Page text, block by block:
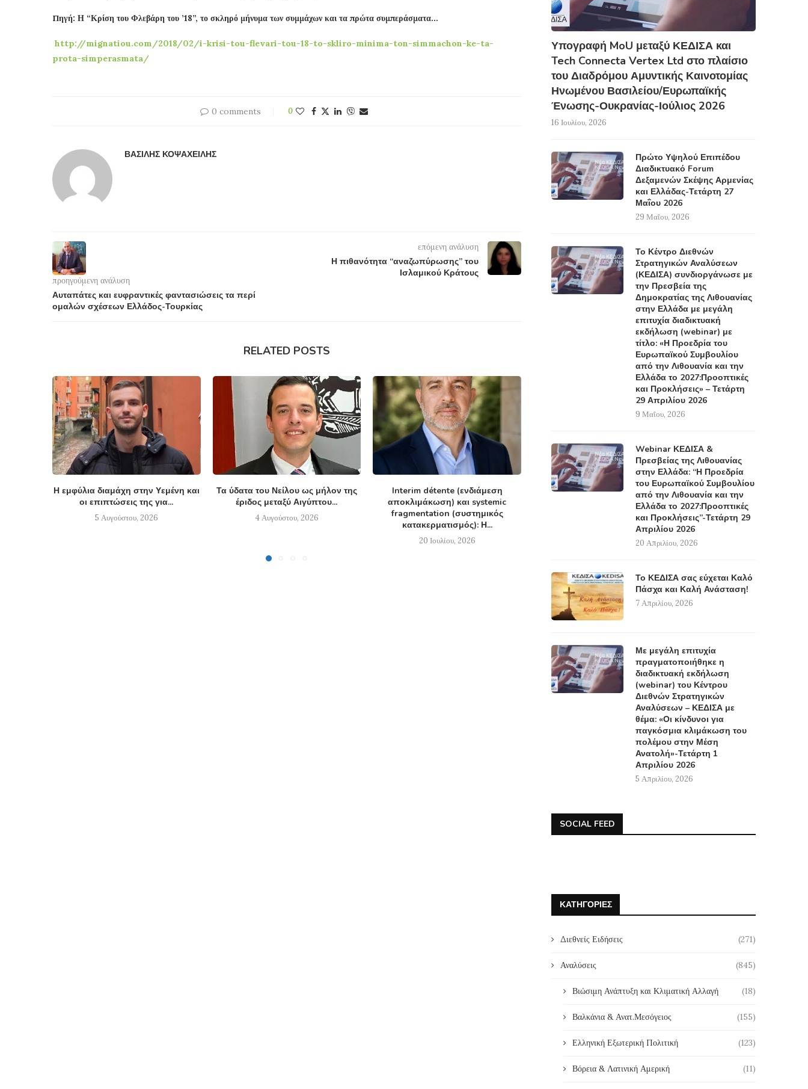
Πηγή: Η “Κρίση του Φλεβάρη του ’18”, το σκληρό μήνυμα των συμμάχων και τα πρώτα συμπεράσματα…
http://mignatiou.com/2018/02/i-krisi-tou-flevari-tou-18-to-skliro-minima-ton-simmachon-ke-ta-
prota-simperasmata/
0 comments 0
ΒΑΣΊΛΗΣ ΚΟΨΑΧΕΊΛΗΣ
προηγούμενη ανάλυση
Αυταπάτες και ευφραντικές φαντασιώσεις τα περί
ομαλών σχέσεων Ελλάδος-Τουρκίας
επόμενη ανάλυση
Η πιθανότητα “αναζωπύρωσης” του
Ισλαμικού Κράτους
RELATED POSTS
Η εμφύλια διαμάχη στην Υεμένη και
οι επιπτώσεις της για...
5 Αυγούστου, 2026
Τα ύδατα του Νείλου ως μήλον της
έριδος μεταξύ Αιγύπτου...
4 Αυγούστου, 2026
Interim détente (ενδιάμεση
αποκλιμάκωση) και systemic
fragmentation (συστημικός
κατακερματισμός): Η...
20 Ιουλίου, 2026
Αμυντική και ενεργειακή αυτονομία
στην Ευρώπη: Προκλήσεις και
Η Σύνοδος του ΝΑΤΟ
μεθερμηνεία κι ως
9 Ιουλίου, 2026
Υπογραφή MoU μεταξύ ΚΕΔΙΣΑ και
Tech Connecta Vertex Ltd στο πλαίσιο
του Διαδρόμου Αμυντικής Καινοτομίας
Ηνωμένου Βασιλείου/Ευρωπαϊκής
Ένωσης-Ουκρανίας-Ιούλιος 2026
16 Ιουλίου, 2026
Πρώτο Υψηλού Επιπέδου
Διαδικτυακό Forum
Δεξαμενών Σκέψης Αρμενίας
και Ελλάδας-Τετάρτη 27
Μαΐου 2026
29 Μαΐου, 2026
Το Κέντρο Διεθνών
Στρατηγικών Αναλύσεων
(ΚΕΔΙΣΑ) συνδιοργάνωσε με
την Πρεσβεία της
Δημοκρατίας της Λιθουανίας
στην Ελλάδα με μεγάλη
επιτυχία διαδικτυακή
εκδήλωση (webinar) με
τίτλο: «Η Προεδρία του
Ευρωπαϊκού Συμβουλίου
από την Λιθουανία και την
Ελλάδα το 2027:Προοπτικές
και Προκλήσεις» – Τετάρτη
29 Απριλίου 2026
9 Μαΐου, 2026
Webinar ΚΕΔΙΣΑ &
Πρεσβείας της Λιθουανίας
στην Ελλάδα: “Η Προεδρία
του Ευρωπαϊκού Συμβουλίου
από την Λιθουανία και την
Ελλάδα το 2027:Προοπτικές
και Προκλήσεις”-Τετάρτη 29
Απριλίου 2026
20 Απριλίου, 2026
Το ΚΕΔΙΣΑ σας εύχεται Καλό
Πάσχα και Καλή Ανάσταση!
7 Απριλίου, 2026
Με μεγάλη επιτυχία
πραγματοποιήθηκε η
διαδικτυακή εκδήλωση
(webinar) του Κέντρου
Διεθνών Στρατηγικών
Αναλύσεων – ΚΕΔΙΣΑ με
θέμα: «Οι κίνδυνοι για
παγκόσμια κλιμάκωση του
πολέμου στην Μέση
Ανατολή»-Τετάρτη 1
Απριλίου 2026
5 Απριλίου, 2026
SOCIAL FEED
ΚΑΤΗΓΟΡΊΕΣ
Διεθνείς Ειδήσεις (271)
Αναλύσεις (845)
Βιώσιμη Ανάπτυξη και Κλιματική Αλλαγή (18)
Βαλκάνια & Ανατ.Μεσόγειος (155)
Ελληνική Εξωτερική Πολιτική (123)
Βόρεια & Λατινική Αμερική (11)